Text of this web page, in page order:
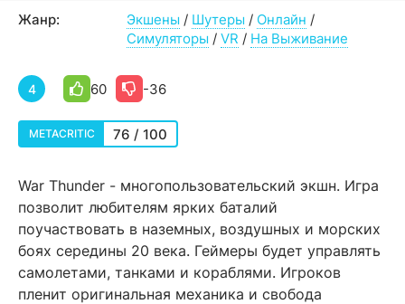
Жанр: Экшены / Шутеры / Онлайн /
Симуляторы / VR / На Выживание
4 60 -36
METACRITIC 76 / 100
War Thunder - многопользовательский экшн. Игра
позволит любителям ярких баталий
поучаствовать в наземных, воздушных и морских
боях середины 20 века. Геймеры будет управлять
самолетами, танками и кораблями. Игроков
пленит оригинальная механика и свобода